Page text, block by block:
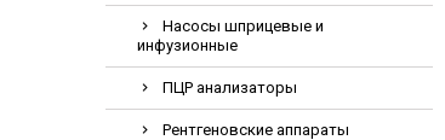
Насосы шприцевые и
инфузионные
ПЦР анализаторы
Рентгеновские аппараты